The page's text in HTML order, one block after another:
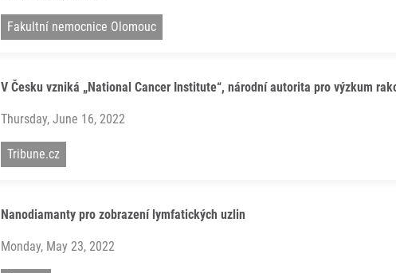
Fakultní nemocnice Olomouc
V Česku vzniká „National Cancer Institute“, národní autorita pro výzkum
Thursday, June 16, 2022
Tribune.cz
Nanodiamanty pro zobrazení lymfatických uzlin
Monday, May 23, 2022